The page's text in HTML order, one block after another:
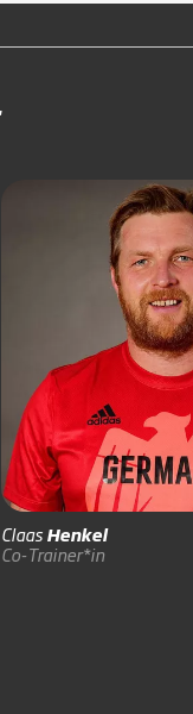
ClaasHenkel
Co-Trainer*in